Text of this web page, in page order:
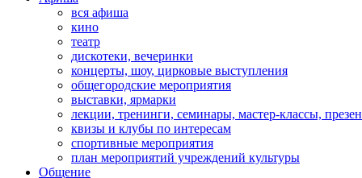
вся афиша
кино
театр
дискотеки, вечеринки
концерты, шоу, цирковые выступления
общегородские мероприятия
выставки, ярмарки
лекции, тренинги, семинары, мастер-классы,
квизы и клубы по интересам
спортивные мероприятия
план мероприятий учреждений культуры
Общение